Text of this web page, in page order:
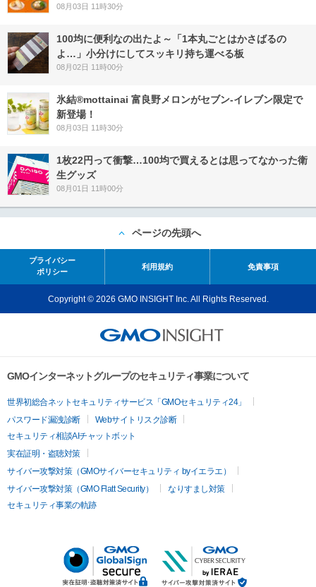
08月03日 11時30分
100均に便利なの出たよ～「1本丸ごとはかさばるの
よ…」小分けにしてスッキリ持ち運べる板
08月02日 11時00分
氷結®mottainai 富良野メロンがセブン‐イレブン限定で
新登場！
08月03日 11時30分
1枚22円って衝撃…100均で買えるとは思ってなかった衛
生グッズ
08月01日 11時00分
ページの先頭へ
プライバシー
ポリシー
利用規約 免責事項
Copyright © 2026 GMO INSIGHT Inc. All Rights Reserved.
GMOインターネットグループのセキュリティ事業について
世界初総合ネットセキュリティサービス「GMOセキュリティ24」
パスワード漏洩診断
Webサイトリスク診断
セキュリティ相談AIチャットボット
実在証明・盗聴対策
サイバー攻撃対策（GMOサイバーセキュリティ byイエラエ）
サイバー攻撃対策（GMO Flatt Security）
なりすまし対策
セキュリティ事業の軌跡